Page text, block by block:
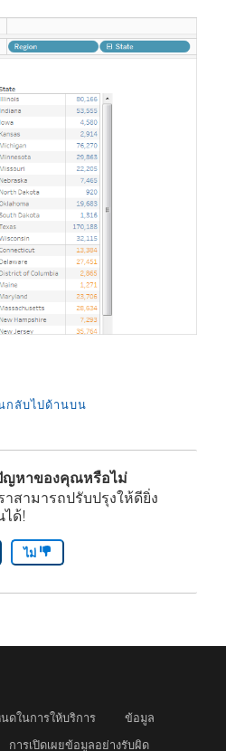
กลับไปด้านบน
ญหาของคุณหรือไม่
าสามารถปรับปรุงให้ดียิ่ง
ได้!
ไม่
ดในการให้บริการ
ข้อมูล
การเปิดเผยข้อมูลอย่างรับผิด